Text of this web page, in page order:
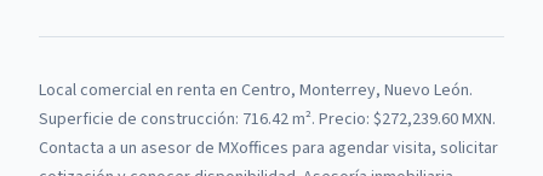
Local comercialen renta en Centro, Monterrey, Nuevo León.
Superficie de construcción: 716.42 m². Precio: $272,239.60 MXN.
Contacta a un asesor de MXoffices para agendar visita, solicitar